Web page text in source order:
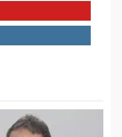
pueden llevar a
Alcaldía de Mariño
climatiza Núcleo del